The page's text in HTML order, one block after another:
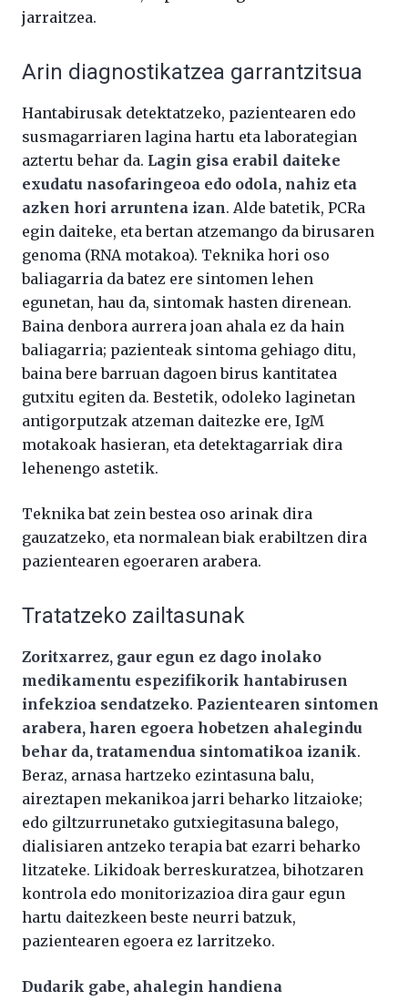
jarraitzea.
Arin diagnostikatzea garrantzitsua
Hantabirusak detektatzeko, pazientearen edo
susmagarriaren lagina hartu eta laborategian
aztertu behar da. Lagin gisa erabil daiteke
exudatu nasofaringeoa edo odola, nahiz eta
azken hori arruntena izan. Alde batetik, PCRa
egin daiteke, eta bertan atzemango da birusaren
genoma (RNA motakoa). Teknika hori oso
baliagarria da batez ere sintomen lehen
egunetan, hau da, sintomak hasten direnean.
Baina denbora aurrera joan ahala ez da hain
baliagarria; pazienteak sintoma gehiago ditu,
baina bere barruan dagoen birus kantitatea
gutxitu egiten da. Bestetik, odoleko laginetan
antigorputzak atzeman daitezke ere, IgM
motakoak hasieran, eta detektagarriak dira
lehenengo astetik.
Teknika bat zein bestea oso arinak dira
gauzatzeko, eta normalean biak erabiltzen dira
pazientearen egoeraren arabera.
Tratatzeko zailtasunak
Zoritxarrez, gaur egun ez dago inolako
medikamentu espezifikorik hantabirusen
infekzioa sendatzeko. Pazientearen sintomen
arabera, haren egoera hobetzen ahalegindu
behar da, tratamendua sintomatikoa izanik.
Beraz, arnasa hartzeko ezintasuna balu,
aireztapen mekanikoa jarri beharko litzaioke;
edo giltzurrunetako gutxiegitasuna balego,
dialisiaren antzeko terapia bat ezarri beharko
litzateke. Likidoak berreskuratzea, bihotzaren
kontrola edo monitorizazioa dira gaur egun
hartu daitezkeen beste neurri batzuk,
pazientearen egoera ez larritzeko.
Dudarik gabe, ahalegin handiena